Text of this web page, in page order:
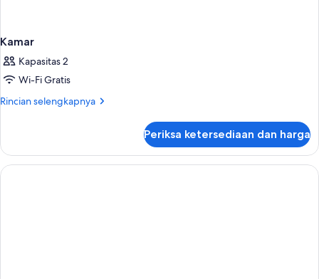
Kamar
Kapasitas 2
Wi-Fi Gratis
Rincian selengkapnya
Rincian
Kamar
Periksa ketersediaan dan harga